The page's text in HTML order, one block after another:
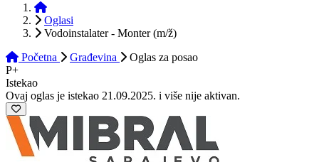
Početna
Oglasi
Vodoinstalater - Monter (m/ž)
Početna
Građevina Oglas za posao
P+
Istekao
Ovaj oglas je istekao 21.09.2025. i više nije aktivan.